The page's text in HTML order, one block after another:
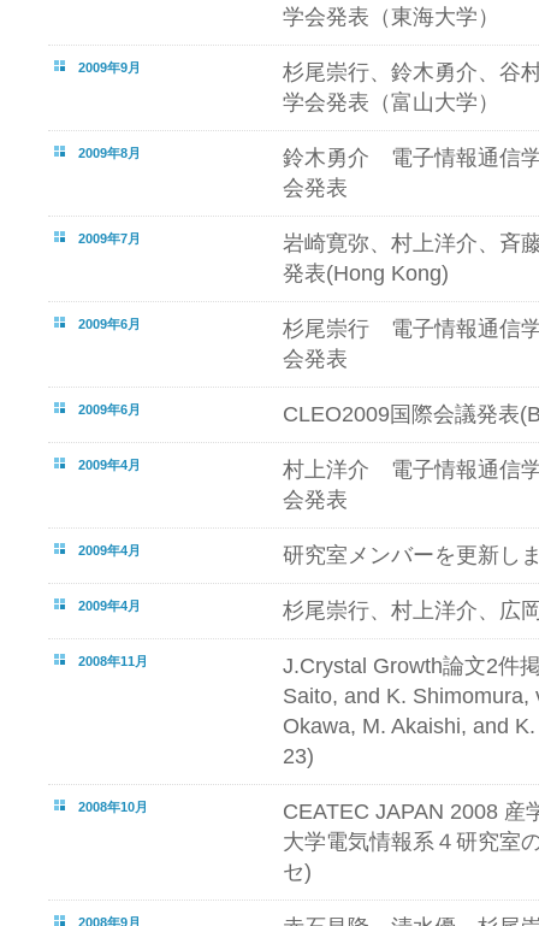
学会発表（東海大学）
2009年9月
杉尾崇行、鈴木勇介、
学会発表（富山大学）
2009年8月
鈴木勇介 電子情報通信
会発表
2009年7月
岩崎寛弥、村上洋介、斉
発表(Hong Kong)
2009年6月
杉尾崇行 電子情報通信
会発表
2009年6月 CLEO2009国際会議発表
2009年4月
村上洋介 電子情報通信
会発表
2009年4月 研究室メンバーを更新し
2009年4月 杉尾崇行、村上洋介、広
2008年11月
J.Crystal Growth論文2件
Saito, and K. Shimomura,
Okawa, M. Akaishi, and
23)
2008年10月
CEATEC JAPAN 2008 産
大学電気情報系４研究室
セ)
2008年9月